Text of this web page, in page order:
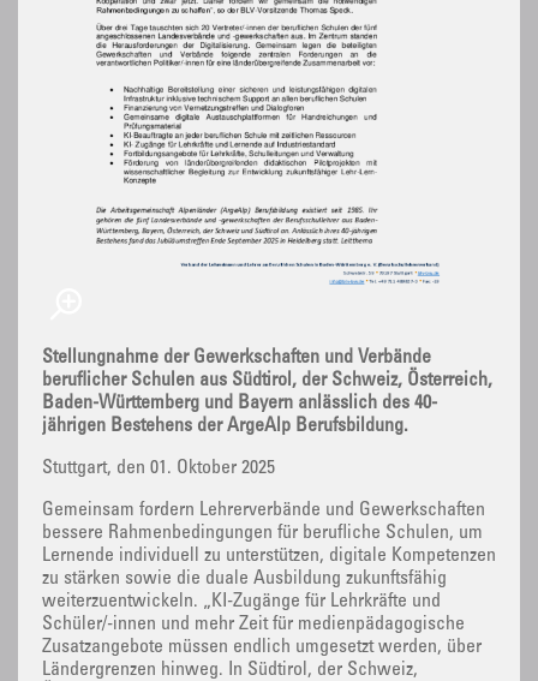
Stellungnahme der Gewerkschaften und Verbände
beruflicher Schulen aus Südtirol, der Schweiz, Österreich,
Baden-Württemberg und Bayern anlässlich des 40-
jährigen Bestehens der ArgeAlp Berufsbildung.
Stuttgart, den 01. Oktober 2025
Gemeinsam fordern Lehrerverbände und Gewerkschaften
bessere Rahmenbedingungen für berufliche Schulen, um
Lernende individuell zu unterstützen, digitale Kompetenzen
zu stärken sowie die duale Ausbildung zukunftsfähig
weiterzuentwickeln. „KI-Zugänge für Lehrkräfte und
Schüler/-innen und mehr Zeit für medienpädagogische
Zusatzangebote müssen endlich umgesetzt werden, über
Ländergrenzen hinweg. In Südtirol, der Schweiz,